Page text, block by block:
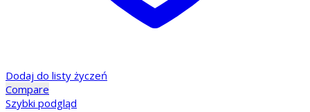
Dodaj do listy życzeń
Compare
Szybki podgląd